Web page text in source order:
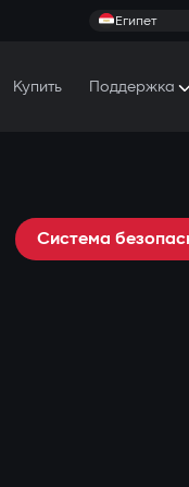
Египет
Купить Поддержка
Система